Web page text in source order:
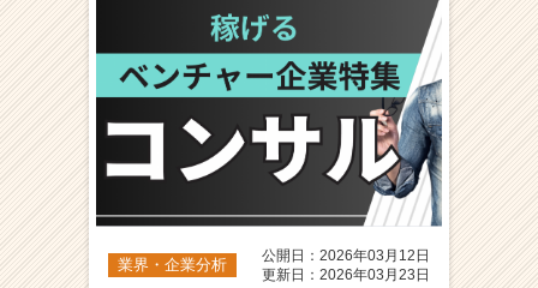
業界・企業分析
公開日：2026年03月12日
更新日：2026年03月23日